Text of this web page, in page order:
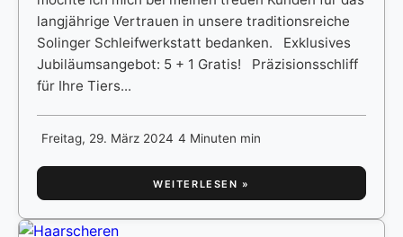
langjährige Vertrauen in unsere traditionsreiche
Solinger Schleifwerkstatt bedanken. Exklusives
Jubiläumsangebot: 5 + 1 Gratis! Präzisionsschliff
für Ihre Tiers...
Freitag, 29. März 2024 4 Minuten min
WEITERLESEN »